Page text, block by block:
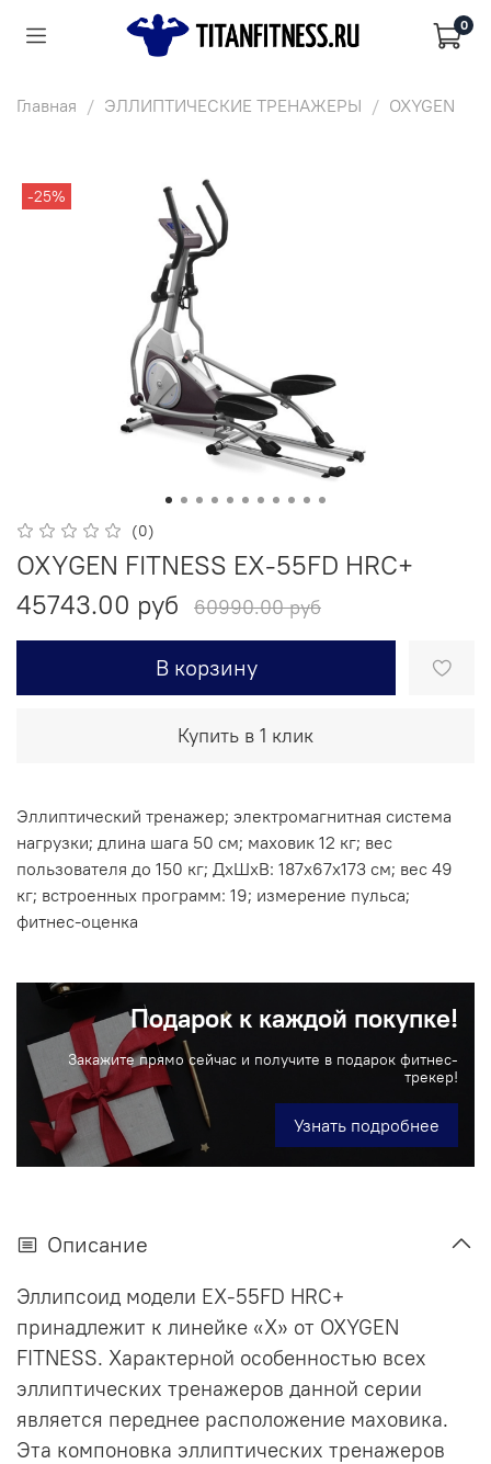
0
Главная ЭЛЛИПТИЧЕСКИЕ ТРЕНАЖЕРЫ OXYGEN
-25%
(0)
OXYGEN FITNESS EX-55FD HRC+
45743.00 руб
60990.00 руб
В корзину
Купить в 1 клик
Эллиптический тренажер; электромагнитная система
нагрузки; длина шага 50 см; маховик 12 кг; вес
пользователя до 150 кг; ДхШxВ: 187x67x173 см; вес 49
кг; встроенных программ: 19; измерение пульса;
фитнес-оценка
Подарок к каждой покупке!
Закажите прямо сейчас и получите в подарок фитнес-
трекер!
Узнать подробнее
Описание
Эллипсоид модели EX-55FD HRC+
принадлежит к линейке «Х» от OXYGEN
FITNESS. Характерной особенностью всех
эллиптических тренажеров данной серии
является переднее расположение маховика.
Эта компоновка эллиптических тренажеров